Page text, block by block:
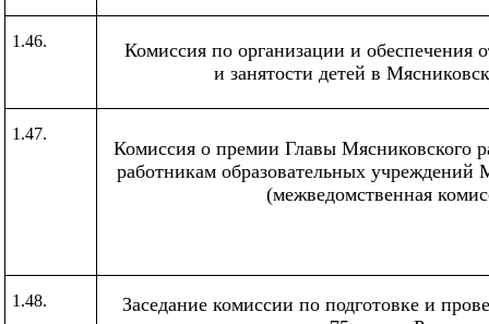
1.46.
Комиссия по организации и обеспечения
и занятости детей в
1.47.
Комиссия о премии Главы Мясниковского
работникам образовательных учреждений
(межведомственная
1.48.
Заседание комиссии по подготовке и